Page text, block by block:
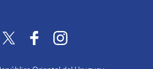
Twitter FacebookInstagram